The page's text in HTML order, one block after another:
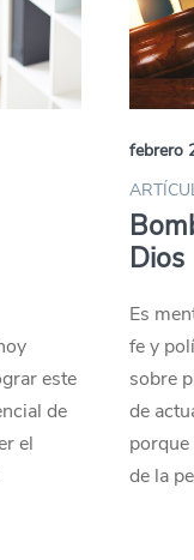
este
de
el
febrero
Dios
Es
fe y
sobre
de
de la